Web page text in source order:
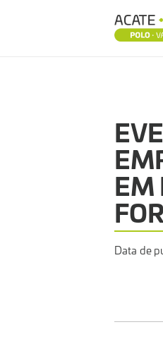
BLUSOFT
REÚNE
EM
Data de